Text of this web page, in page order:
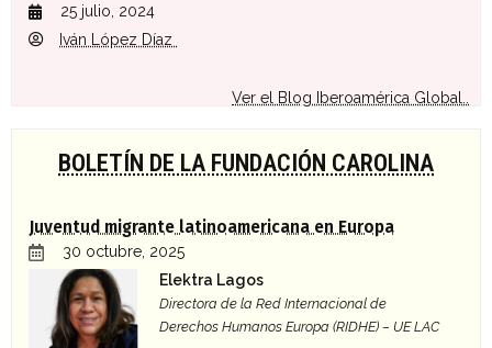
25 julio, 2024
Iván López Díaz
Ver el Blog Iberoamérica Global..
BOLETÍN DE LA FUNDACIÓN CAROLINA
Juventud migrante latinoamericana en Europa
30 octubre, 2025
Elektra Lagos
Directora de la Red Internacional de
Derechos Humanos Europa (RIDHE) – UE LAC